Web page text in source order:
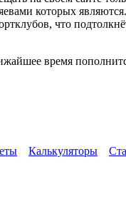
которых
что
время
Калькуляторы